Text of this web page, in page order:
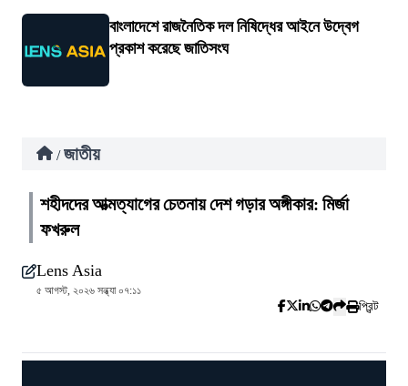
বাংলাদেশে রাজনৈতিক দল নিষিদ্ধের আইনে উদ্বেগ
প্রকাশ করেছে জাতিসংঘ
/ জাতীয়
শহীদদের আত্মত্যাগের চেতনায় দেশ গড়ার অঙ্গীকার: মির্জা
ফখরুল
Lens Asia
৫ আগস্ট, ২০২৬ সন্ধ্যা ০৭:১১
প্রিন্ট